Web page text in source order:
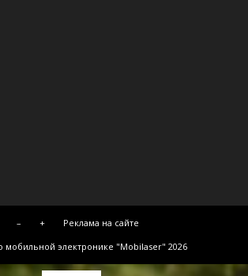
– +
Реклама на сайте
мобильной электронике "Mobilaser" 2026